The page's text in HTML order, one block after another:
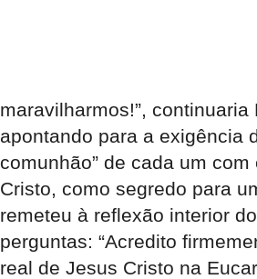
maravilharmos!”, continuaria
apontando para a exigência
comunhão” de cada um
Cristo, como segredo para
remeteu à reflexão interior
perguntas: “Acredito
real de Jesus Cristo na